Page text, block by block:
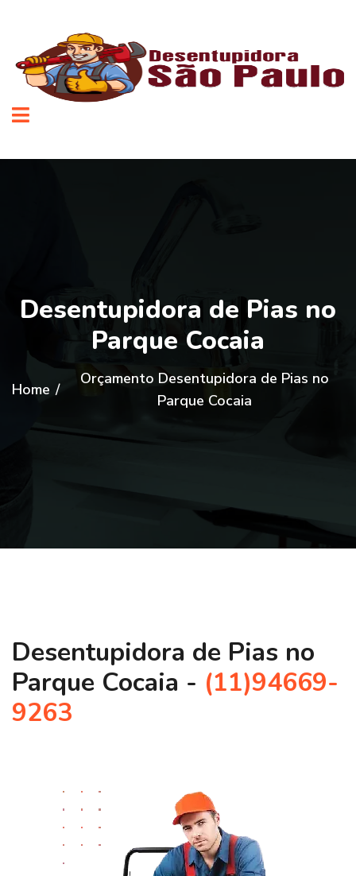
Desentupidora de Pias no
Parque Cocaia
Home /
Orçamento Desentupidora de Pias no
Parque Cocaia
Desentupidora de Pias no
Parque Cocaia - (11)94669-
9263